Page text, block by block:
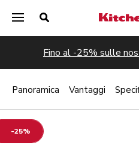
Fino al -25% sulle
-25%
Panoramica Vantaggi